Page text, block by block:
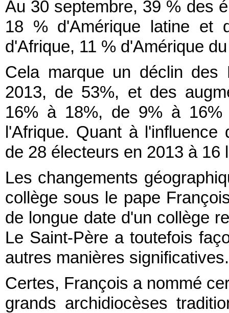
Au 30 septembre, 39 % des
18 % d'Amérique latine et
d'Afrique, 11 % d'Amérique
Cela marque un déclin des
2013, de 53%, et des
16% à 18%, de 9% à
l'Afrique. Quant à
de 28 électeurs en 2013 à
Les changements
collège sous le pape
de longue date d'un collège
Le Saint-Père a toutefois
autres manières
Certes, François a nommé
grands archidiocèses